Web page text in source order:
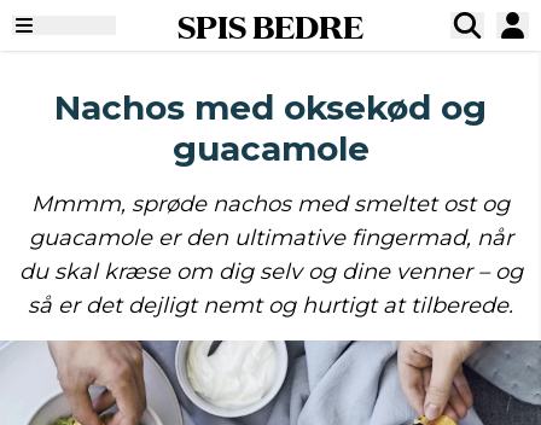
SPIS BEDRE
Nachos med oksekød og
guacamole
Mmmm, sprøde nachos med smeltet ost og
guacamole er den ultimative fingermad, når
du skal kræse om dig selv og dine venner – og
så er det dejligt nemt og hurtigt at tilberede.